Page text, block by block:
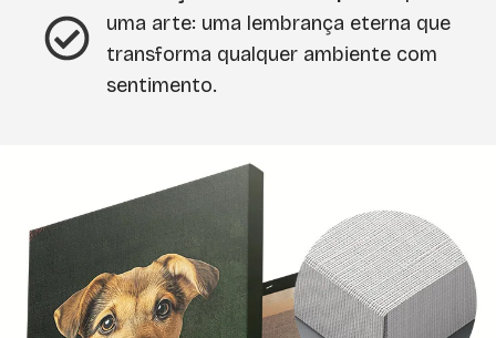
uma arte: uma lembrança eterna que
transforma qualquer ambiente com
sentimento.